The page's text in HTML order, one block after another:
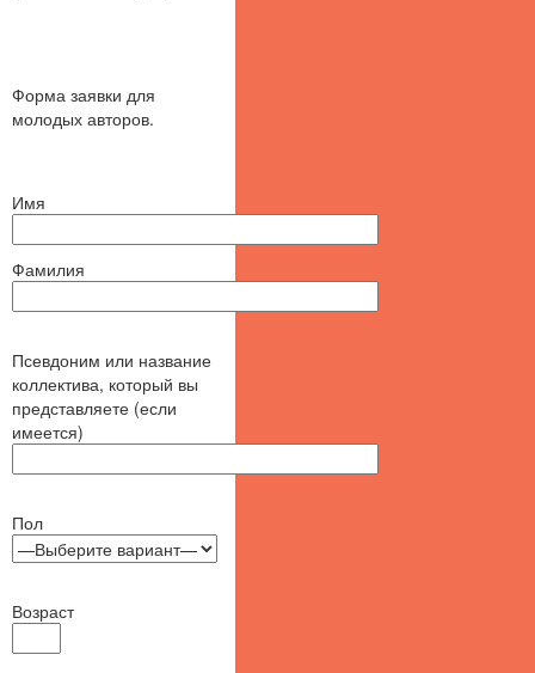
Форма заявки для
молодых авторов.
Имя
Фамилия
Псевдоним или название
коллектива, который вы
представляете (если
имеется)
Пол
Возраст